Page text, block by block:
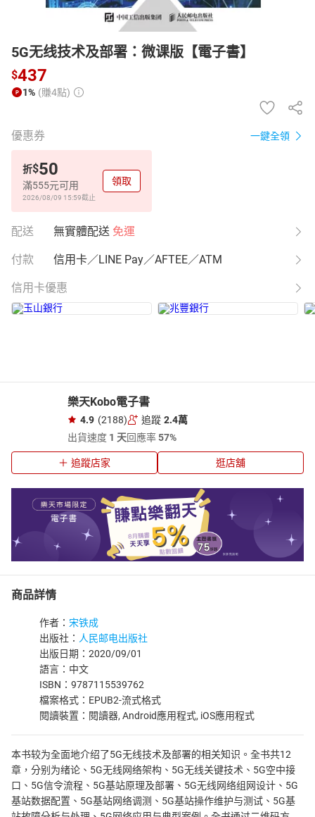
5G无线技术及部署：微课版【電子書】
$437
1% (賺4點)
優惠券 一鍵全領
折$50
滿555元可用
2026/08/09 15:59截止
領取
配送 無實體配送 免運
付款 信用卡／LINE Pay／AFTEE／ATM
信用卡優惠
樂天Kobo電子書
4.9 (2188) 追蹤 2.4萬
出貨速度 1 天回應率57%
追蹤店家 逛店舖
商品詳情
作者： 宋铁成
出版社： 人民邮电出版社
出版日期：2020/09/01
語言：中文
ISBN：9787115539762
檔案格式：EPUB2-流式格式
閱讀裝置：閱讀器, Android應用程式, iOS應用程式
本书较为全面地介绍了5G无线技术及部署的相关知识。全书共12
章，分别为绪论、5G无线网络架构、5G无线关键技术、5G空中接
口、5G信令流程、5G基站原理及部署、5G无线网络组网设计、5G
基站数据配置、5G基站网络调测、5G基站操作维护与测试、5G基